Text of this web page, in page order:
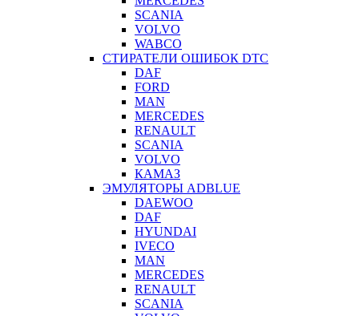
SCANIA
VOLVO
WABCO
СТИРАТЕЛИ ОШИБОК DTC
DAF
FORD
MAN
MERCEDES
RENAULT
SCANIA
VOLVO
КАМАЗ
ЭМУЛЯТОРЫ ADBLUE
DAEWOO
DAF
HYUNDAI
IVECO
MAN
MERCEDES
RENAULT
SCANIA